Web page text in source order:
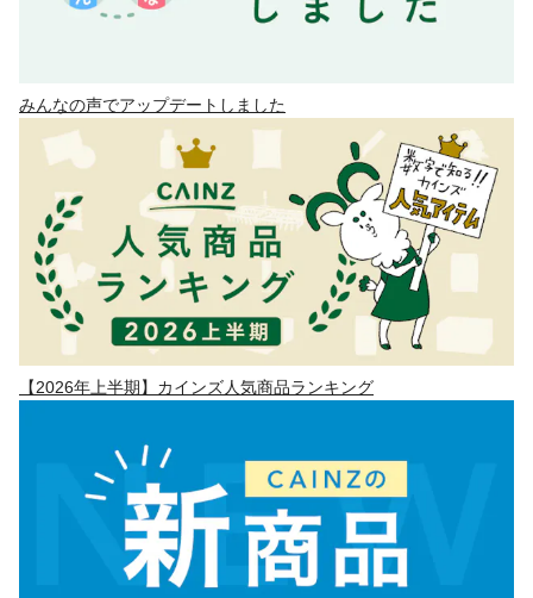
みんなの声でアップデートしました
【2026年上半期】カインズ人気商品ランキング